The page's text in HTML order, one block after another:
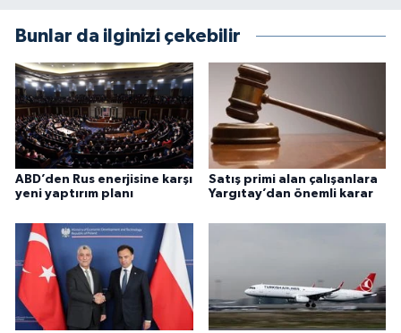
Bunlar da ilginizi çekebilir
ABD’den Rus enerjisine karşı
yeni yaptırım planı
Satış primi alan çalışanlara
Yargıtay’dan önemli karar